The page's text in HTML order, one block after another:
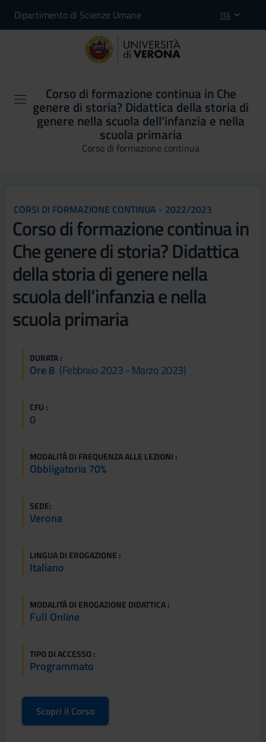
Dipartimento di Scienze Umane ITA
Corso di formazione continua in Che
genere di storia? Didattica della storia di
genere nella scuola dell’infanzia e nella
scuola primaria
Corso di formazione continua
CORSI DI FORMAZIONE CONTINUA - 2022/2023
Corso di formazione continua in
Che genere di storia? Didattica
della storia di genere nella
scuola dell’infanzia e nella
scuola primaria
DURATA :
Ore 8 (febbraio 2023 - Marzo 2023)
CFU :
0
MODALITÀ DI FREQUENZA ALLE LEZIONI :
Obbligatoria 70%
SEDE:
Verona
LINGUA DI EROGAZIONE :
Italiano
MODALITÀ DI EROGAZIONE DIDATTICA :
Full Online
TIPO DI ACCESSO :
Programmato
Scopri il Corso